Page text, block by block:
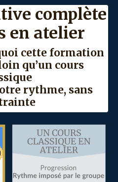
complète
en atelier
cette formation
qu’un cours
rythme, sans